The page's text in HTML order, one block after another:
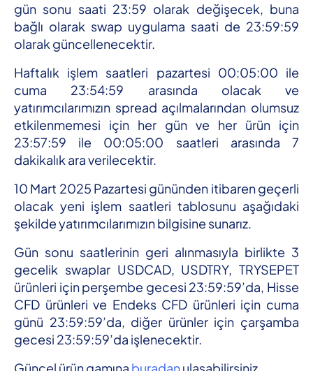
gün sonu saati 23:59 olarak değişecek, buna
bağlı olarak swap uygulama saati de 23:59:59
olarak güncellenecektir.
Haftalık işlem saatleri pazartesi 00:05:00 ile
cuma 23:54:59 arasında olacak ve
yatırımcılarımızın spread açılmalarından olumsuz
etkilenmemesi için her gün ve her ürün için
23:57:59 ile 00:05:00 saatleri arasında 7
dakikalık ara verilecektir.
10 Mart 2025 Pazartesi gününden itibaren geçerli
olacak yeni işlem saatleri tablosunu aşağıdaki
şekilde yatırımcılarımızın bilgisine sunarız.
Gün sonu saatlerinin geri alınmasıyla birlikte 3
gecelik swaplar USDCAD, USDTRY, TRYSEPET
ürünleri için perşembe gecesi 23:59:59’da, Hisse
CFD ürünleri ve Endeks CFD ürünleri için cuma
günü 23:59:59’da, diğer ürünler için çarşamba
gecesi 23:59:59’da işlenecektir.